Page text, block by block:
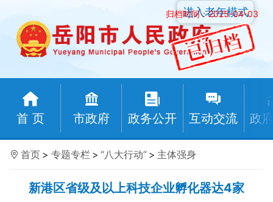
归档时间：2025-04-03
首 页 市政府 政务公开 互动交流 政
进入老年模式
首页 > 专题专栏 > “八大行动” > 主体强身
新港区省级及以上科技企业孵化器达4家